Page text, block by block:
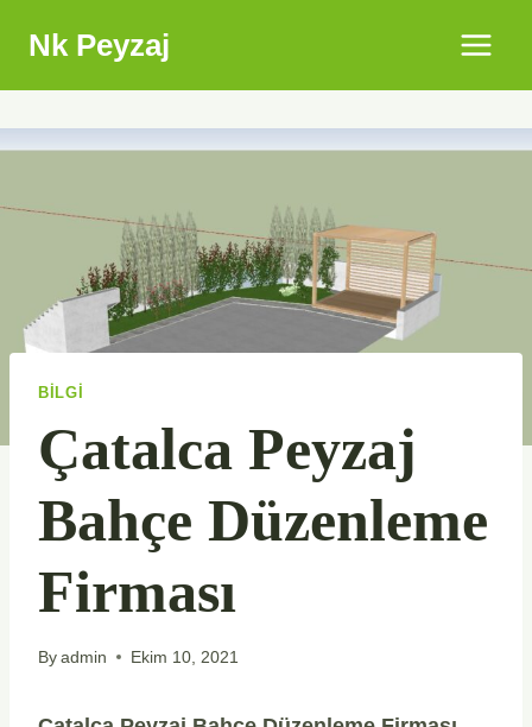
Nk Peyzaj
BILGI
Çatalca Peyzaj
Bahçe Düzenleme
Firması
Byadmin Ekim 10, 2021